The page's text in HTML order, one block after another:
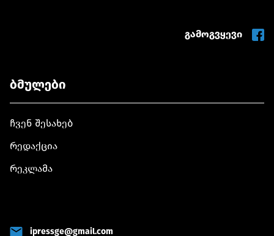
გამოგვყევი
ბმულები
ჩვენ შესახებ
რედაქცია
რეკლამა
ipressge@gmail.com